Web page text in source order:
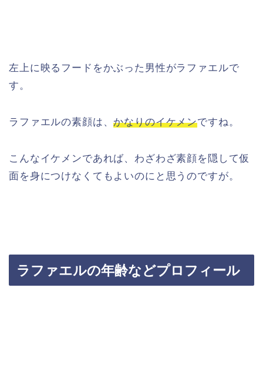
左上に映るフードをかぶった男性がラファエルで
す。
ラファエルの素顔は、かなりのイケメンですね。
こんなイケメンであれば、わざわざ素顔を隠して仮
面を身につけなくてもよいのにと思うのですが。
ラファエルの年齢などプロフィール